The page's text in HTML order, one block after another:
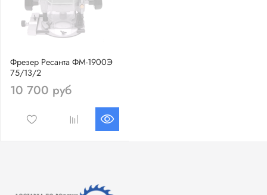
Фрезер Ресанта ФМ-1900Э
75/13/2
10 700 руб